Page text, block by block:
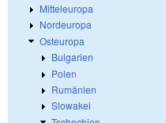
Mitteleuropa
Nordeuropa
Osteuropa
Bulgarien
Polen
Rumänien
Slowakei